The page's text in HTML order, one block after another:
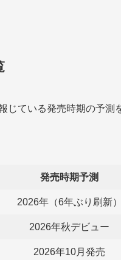
ている発売時期の予測
発売時期予測
2026年（6年ぶり刷新）
2026年秋デビュー
2026年10月発売